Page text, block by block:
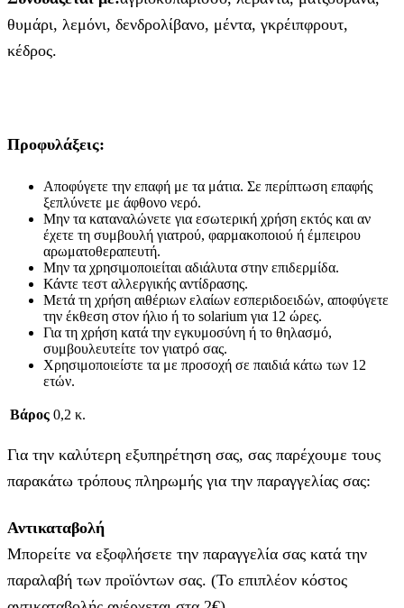
θυμάρι, λεμόνι, δενδρολίβανο, μέντα, γκρέιπφρουτ,
κέδρος.
Προφυλάξεις:
Αποφύγετε την επαφή με τα μάτια. Σε περίπτωση επαφής
ξεπλύνετε με άφθονο νερό.
Μην τα καταναλώνετε για εσωτερική χρήση εκτός και αν
έχετε τη συμβουλή γιατρού, φαρμακοποιού ή έμπειρου
αρωματοθεραπευτή.
Μην τα χρησιμοποιείται αδιάλυτα στην επιδερμίδα.
Κάντε τεστ αλλεργικής αντίδρασης.
Μετά τη χρήση αιθέριων ελαίων εσπεριδοειδών, αποφύγετε
την έκθεση στον ήλιο ή το solarium για 12 ώρες.
Για τη χρήση κατά την εγκυμοσύνη ή το θηλασμό,
συμβουλευτείτε τον γιατρό σας.
Χρησιμοποιείστε τα με προσοχή σε παιδιά κάτω των 12
ετών.
Βάρος 0,2 κ.
Για την καλύτερη εξυπηρέτηση σας, σας παρέχουμε τους
παρακάτω τρόπους πληρωμής για την παραγγελίας σας:
Αντικαταβολή
Μπορείτε να εξοφλήσετε την παραγγελία σας κατά την
παραλαβή των προϊόντων σας. (Το επιπλέον κόστος